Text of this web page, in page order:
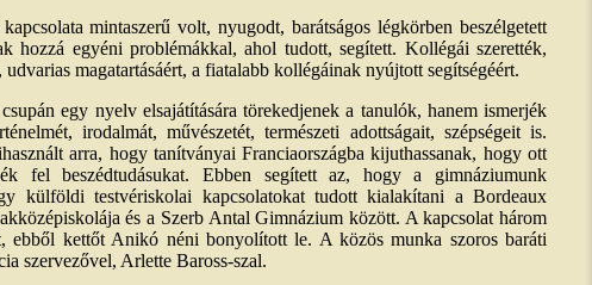
mintaszerű volt, nyugodt, barátságos légkörben beszélgetett
hozzá egyéni problémákkal, ahol tudott, segített. Kollégái szerették,
udvarias magatartásáért, a fiatalabb kollégáinak nyújtott segítségéért.
egy nyelv elsajátítására törekedjenek a tanulók, hanem ismerjék
irodalmát, művészetét, természeti adottságait, szépségeit is.
arra, hogy tanítványai Franciaországba kijuthassanak, hogy ott
fel beszédtudásukat. Ebben segített az, hogy a gimnáziumunk
külföldi testvériskolai kapcsolatokat tudott kialakítani a Bordeaux
és a Szerb Antal Gimnázium között. A kapcsolat három
ebből kettőt Anikó néni bonyolított le. A közös munka szoros baráti
szervezővel, Arlette Baross-szal.